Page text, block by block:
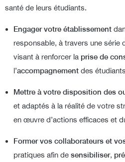
santé de leurs étudiants.
Engager votre établissement
responsable, à travers une série
visant à renforcer la prise de
l’accompagnementdes
Mettre à votre disposition des
et adaptés à la réalité de votre
en œuvre d’actions efficaces et
Former vos collaborateurs et
pratiques afin de sensibiliser,